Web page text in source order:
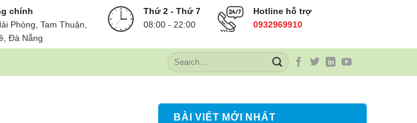
chính
Phòng, Tam Thuận,
Đà Nẵng
Thứ 2 - Thứ 7
08:00 - 22:00
Hotline hỗ trợ
0932969910
BÀI VIẾT MỚI NHẤT